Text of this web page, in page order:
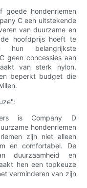
hondenriemen
C een uitstekende
van duurzame en
hoofdprijs hoeft te
hun belangrijkste
geen concessies aan
van sterk nylon,
beperkt budget die
is Company D
hondenriemen
zijn niet alleen
en comfortabel. De
duurzaamheid en
hen een topkeuze
verminderen van zijn